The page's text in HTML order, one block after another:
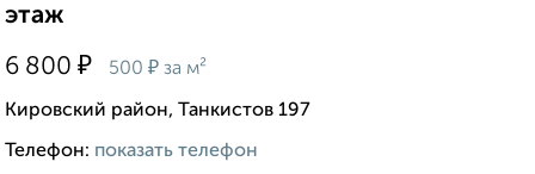
этаж
6 800 ₽ 500 ₽ за м²
Кировский район, Танкистов 197
Телефон: показать телефон